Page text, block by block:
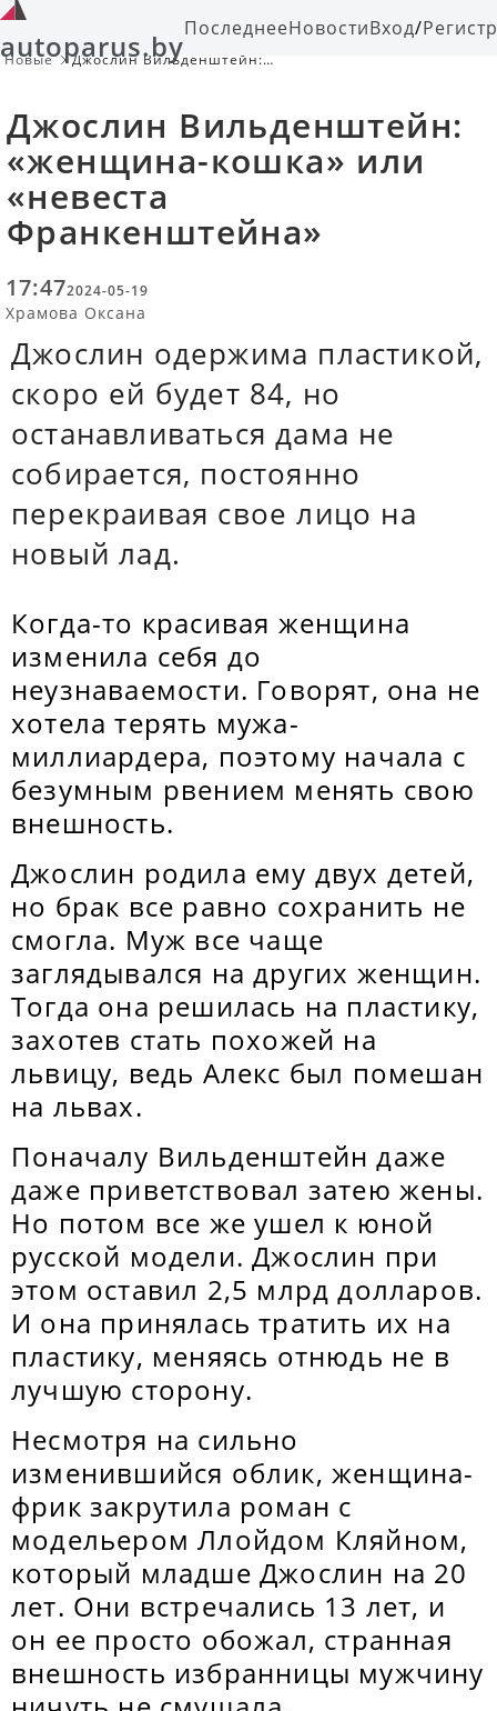
autoparus.byПоследнееНовостиВход/
Новые
Джослин Вильденштейн:
Джослин Вильденштейн:
«женщина-кошка» или
«невеста
Франкенштейна»
17:472024-05-19
Храмова Оксана
Джослин одержима пластикой,
скоро ей будет 84, но
останавливаться дама не
собирается, постоянно
перекраивая свое лицо на
новый лад.
Когда-то красивая женщина
изменила себя до
неузнаваемости. Говорят, она не
хотела терять мужа-
миллиардера, поэтому начала с
безумным рвением менять свою
внешность.
Джослин родила ему двух детей,
но брак все равно сохранить не
смогла. Муж все чаще
заглядывался на других женщин.
Тогда она решилась на пластику,
захотев стать похожей на
львицу, ведь Алекс был помешан
на львах.
Поначалу Вильденштейн даже
даже приветствовал затею жены.
Но потом все же ушел к юной
русской модели. Джослин при
этом оставил 2,5 млрд долларов.
И она принялась тратить их на
пластику, меняясь отнюдь не в
лучшую сторону.
Несмотря на сильно
изменившийся облик, женщина-
фрик закрутила роман с
модельером Ллойдом Кляйном,
который младше Джослин на 20
лет. Они встречались 13 лет, и
он ее просто обожал, странная
внешность избранницы мужчину